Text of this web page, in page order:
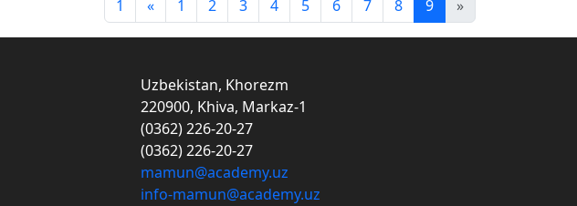
1 « 1 2 3 4 5 6 7 8 9 »
Uzbekistan, Khorezm
220900, Khiva, Markaz-1
(0362) 226-20-27
(0362) 226-20-27
mamun@academy.uz
info-mamun@academy.uz